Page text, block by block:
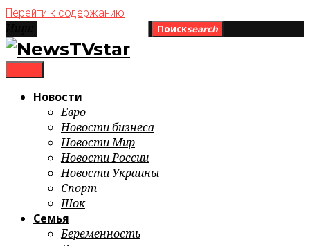
Перейти к содержанию
Поискsearch
Новости
Евро
Новости бизнеса
Новости Мир
Новости России
Новости Украины
Спорт
Шок
Семья
Беременность